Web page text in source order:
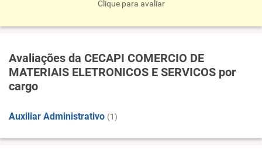
Clique para avaliar
Avaliações da CECAPI COMERCIO DE
MATERIAIS ELETRONICOS E SERVICOS por
cargo
Auxiliar Administrativo (1)